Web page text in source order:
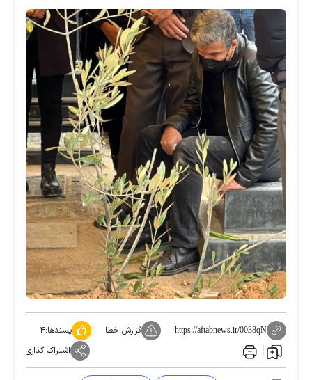
https://aftabnews.ir/0038qN گزارش خطا پسندها:۴
اشتراک گذاری